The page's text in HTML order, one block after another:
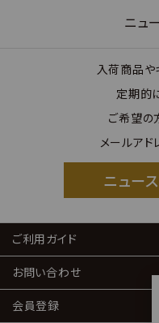
ニュ
入荷商品や
定期的
ご希望の
メールアド
ニュー
ご利用ガイド
お問い合わせ
会員登録